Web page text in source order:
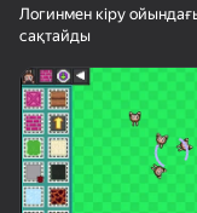
Логинмен кіру
сақтайды